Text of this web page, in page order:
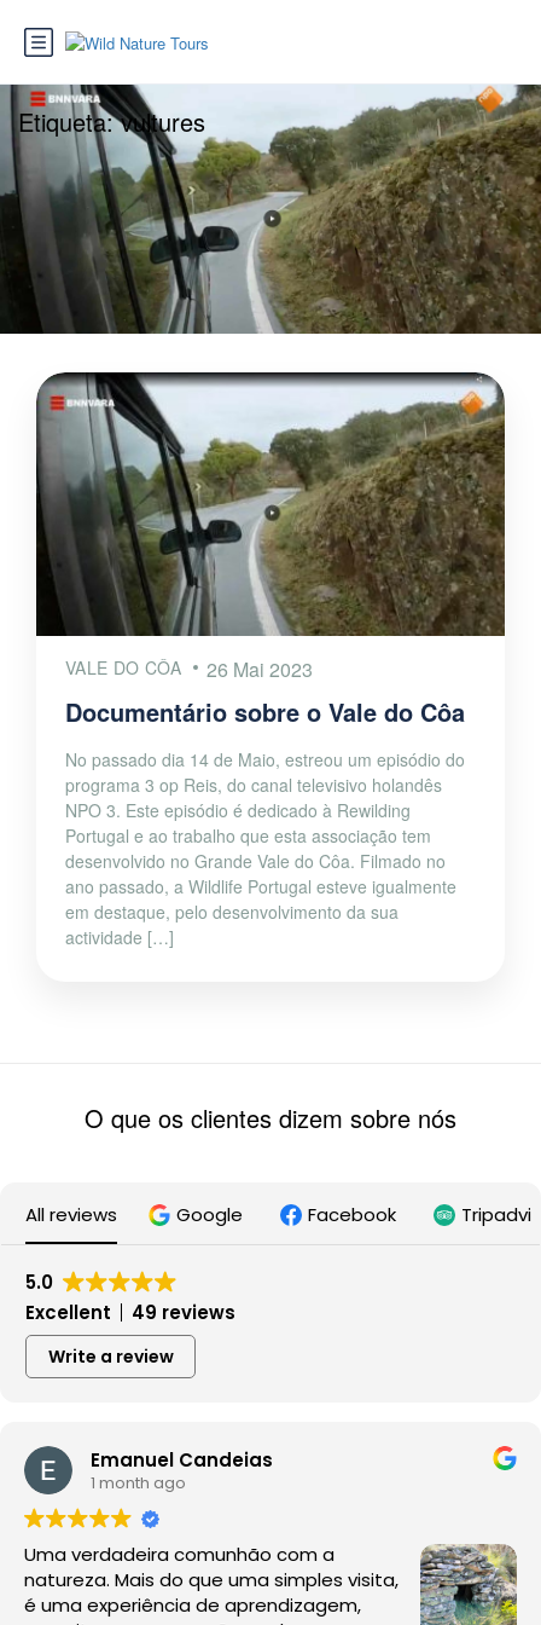
Etiqueta:vultures
VALE DO CÔA 26 Mai 2023
Documentário sobre o Vale do Côa
No passado dia 14 de Maio, estreou um episódio do
programa 3 op Reis, do canal televisivo holandês
NPO 3. Este episódio é dedicado à Rewilding
Portugal e ao trabalho que esta associação tem
desenvolvido no Grande Vale do Côa. Filmado no
ano passado, a Wildlife Portugal esteve igualmente
em destaque, pelo desenvolvimento da sua
actividade […]
O que os clientes dizem sobre nós
All reviews Google Facebook
5.0
Excellent
49 reviews
Write a review
Emanuel Candeias
1 month ago
Uma verdadeira comunhão com a
natureza. Mais do que uma simples visita,
é uma experiência de aprendizagem,